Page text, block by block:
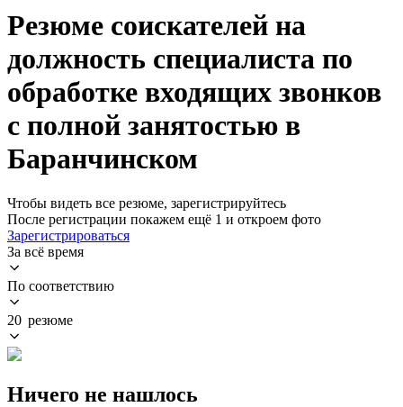
Резюме соискателей на
должность специалиста по
обработке входящих звонков
с полной занятостью в
Баранчинском
Чтобы видеть все резюме, зарегистрируйтесь
После регистрации покажем ещё 1 и откроем фото
Зарегистрироваться
За всё время
По соответствию
20 резюме
Ничего не нашлось